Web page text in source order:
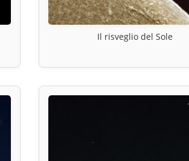
Il risveglio del Sole